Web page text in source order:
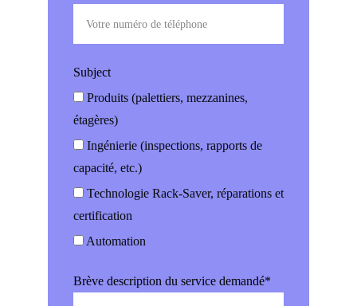
Subject
Produits (palettiers, mezzanines,
étagères)
Ingénierie (inspections, rapports de
capacité, etc.)
Technologie Rack-Saver, réparations et
certification
Automation
Brève description du service demandé*